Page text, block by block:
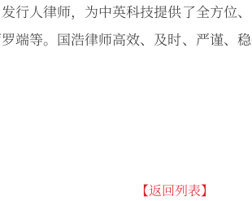
行人律师，为中英科技提供了全方位
端等。国浩律师高效、及时、严谨、
【返回列表】